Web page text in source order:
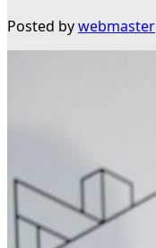
Posted bywebmaster